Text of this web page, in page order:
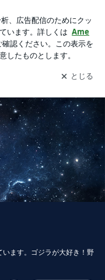
知
を受け取りまし
開く
ます。ゴジラが大好き！野